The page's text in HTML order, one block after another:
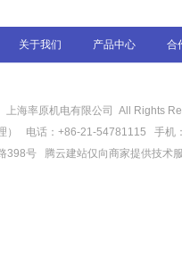
关于我们 产品中心 合
上海率原机电有限公司 All Rights
） 电话：+86-21-54781115 手
398号
腾云建站仅向商家提供技术